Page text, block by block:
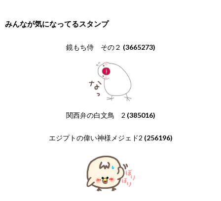
みんなが気になってるスタンプ
鏡もち侍 その２ (3665273)
関西弁の白文鳥 2 (385016)
エジプトの偉い神様メジェド2 (256196)